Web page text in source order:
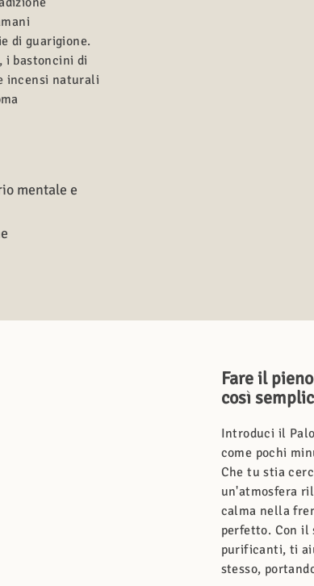
di guarigione.
i bastoncini di
incensi naturali
mentale e
Fare il
così
Introduci il
come pochi
Che tu stia
un'atmosfera
calma nella
perfetto. Con il
purificanti, ti
stesso,